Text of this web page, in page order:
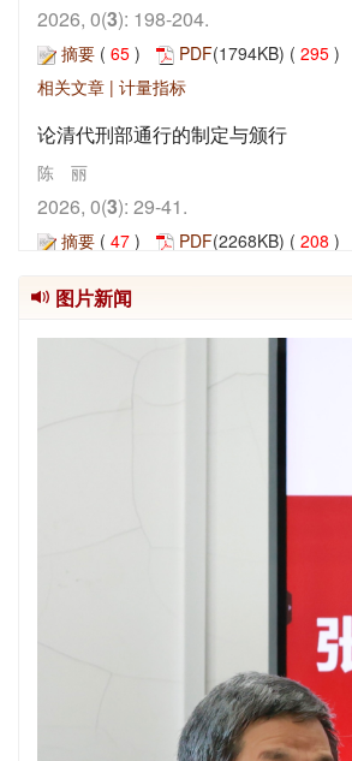
2026, 0(3): 198-204.
摘要 ( 65 ) PDF(1794KB) ( 295 )
相关文章 | 计量指标
论清代刑部通行的制定与颁行
陈 丽
2026, 0(3): 29-41.
摘要 ( 47 ) PDF(2268KB) ( 208 )
(1898KB) ( 228)
故训方言：清代考据学中的时间与空间
图片新闻